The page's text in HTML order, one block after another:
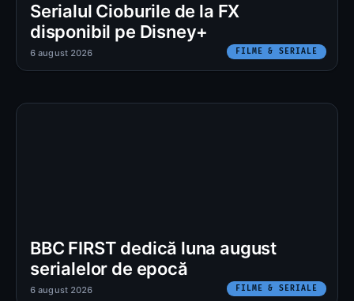
Serialul Cioburile de la FX
disponibil pe Disney+
FILME & SERIALE
6 august 2026
BBC FIRST dedică luna august
serialelor de epocă
FILME & SERIALE
6 august 2026